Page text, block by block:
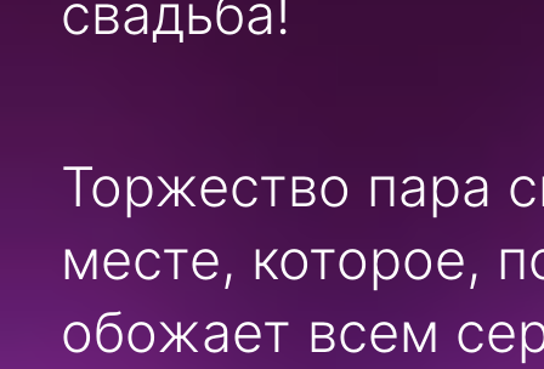
свадьба!
Торжество пара
месте, которое,
обожает всем